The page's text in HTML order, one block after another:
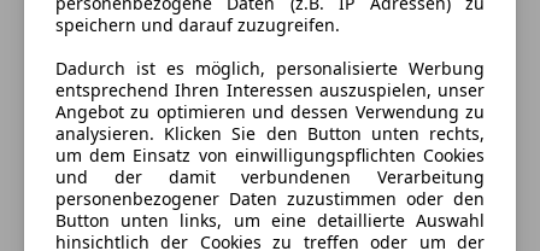
Energieverbrauch
Kraftstoff
Elektro
CO₂-Emissionen
0 g/km (komb.)
Ausstattung
speichern und darauf zuzugreifen.
Dadurch ist es möglich, personalisierte Werbung
entsprechend Ihren Interessen auszuspielen, unser
Angebot zu optimieren und dessen Verwendung zu
analysieren. Klicken Sie den Button unten rechts,
um dem Einsatz von einwilligungspflichten Cookies
und der damit verbundenen Verarbeitung
personenbezogener Daten zuzustimmen oder den
Button unten links, um eine detaillierte Auswahl
hinsichtlich der Cookies zu treffen oder um der